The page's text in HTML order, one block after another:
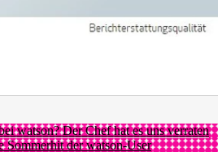
watson? Der Chef hat es uns verraten
Sommerhit der watson-User